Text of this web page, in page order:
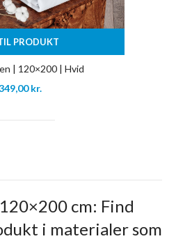
PRODUKT
| 120×200 | Hvid
kr.
cm: Find
i materialer som